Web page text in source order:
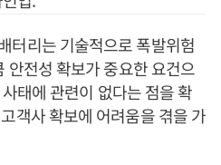
터리는 기술적으로 폭발위험
안전성 확보가 중요한 요건으
태에 관련이 없다는 점을 확
객사 확보에 어려움을 겪을 가